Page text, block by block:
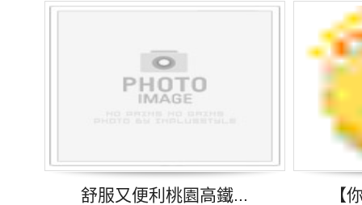
舒服又便利桃園高鐵... 【